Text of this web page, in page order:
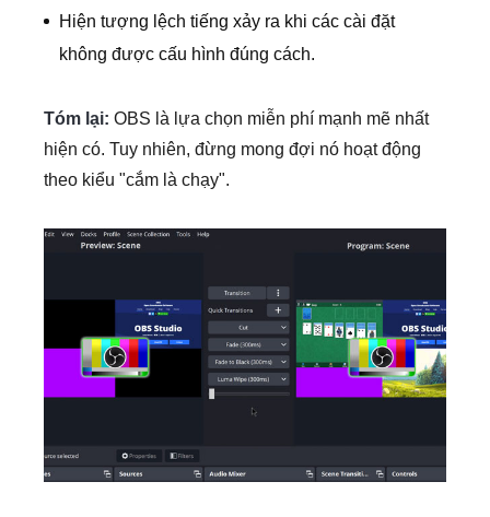
Hiện tượng lệch tiếng xảy ra khi các cài đặt
không được cấu hình đúng cách.
Tóm lại: OBS là lựa chọn miễn phí mạnh mẽ nhất
hiện có. Tuy nhiên, đừng mong đợi nó hoạt động
theo kiểu "cắm là chạy".